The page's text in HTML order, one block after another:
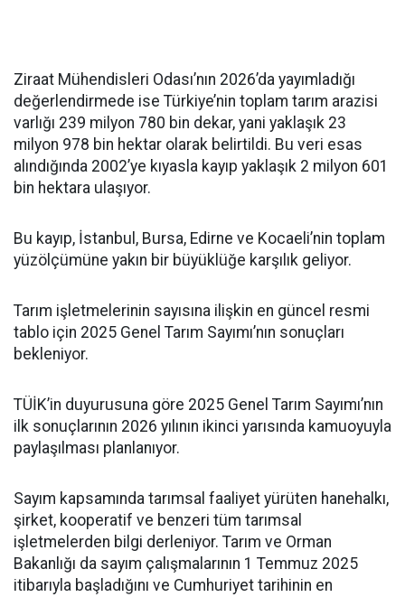
Ziraat Mühendisleri Odası’nın 2026’da yayımladığı
değerlendirmede ise Türkiye’nin toplam tarım arazisi
varlığı 239 milyon 780 bin dekar, yani yaklaşık 23
milyon 978 bin hektar olarak belirtildi. Bu veri esas
alındığında 2002’ye kıyasla kayıp yaklaşık 2 milyon 601
bin hektara ulaşıyor.
Bu kayıp, İstanbul, Bursa, Edirne ve Kocaeli’nin toplam
yüzölçümüne yakın bir büyüklüğe karşılık geliyor.
Tarım işletmelerinin sayısına ilişkin en güncel resmi
tablo için 2025 Genel Tarım Sayımı’nın sonuçları
bekleniyor.
TÜİK’in duyurusuna göre 2025 Genel Tarım Sayımı’nın
ilk sonuçlarının 2026 yılının ikinci yarısında kamuoyuyla
paylaşılması planlanıyor.
Sayım kapsamında tarımsal faaliyet yürüten hanehalkı,
şirket, kooperatif ve benzeri tüm tarımsal
işletmelerden bilgi derleniyor. Tarım ve Orman
Bakanlığı da sayım çalışmalarının 1 Temmuz 2025
itibarıyla başladığını ve Cumhuriyet tarihinin en